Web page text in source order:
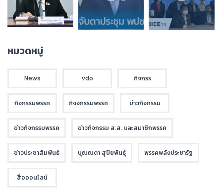
หมวดหมู่
News vdo กิจกรร
กิจกรรมพรรค กิจจกรรมพรรค ข่าวกิจกรรม
ข่าวกิจกรรมพรรค ข่าวกิจกรรม ส.ส. และสมาชิกพรรค
ข่าวประชาสัมพันธ์ บุณณดา สุปิยพันธุ์ พรรคพลังประชารัฐ
สื่อออนไลน์